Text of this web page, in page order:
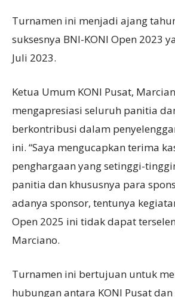
Turnamen ini menjadi ajang
suksesnya BNI-KONI Open 2023
Juli 2023.
Ketua Umum KONI Pusat,
mengapresiasi seluruh panitia
berkontribusi dalam
ini. “Saya mengucapkan terima
penghargaan yang setinggi-
panitia dan khususnya para
adanya sponsor, tentunya
Open 2025 ini tidak dapat
Marciano.
Turnamen ini bertujuan untuk
hubungan antara KONI Pusat